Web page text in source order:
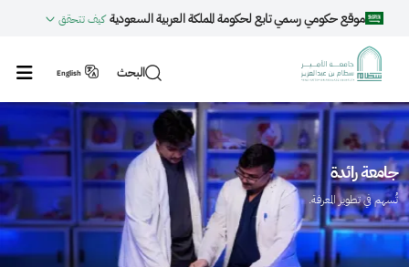
تجاوز إلى المحتوى الرئيسي
موقع حكومي رسمي تابع لحكومة المملكة العربية السعودية كيف تتحقق
البحث English
الصورة
جامعة رائدة
تُسهم في تطوير المعرفة.